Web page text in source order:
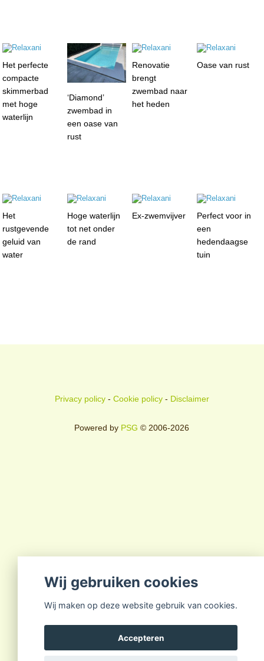
Het perfecte
compacte
skimmerbad
met hoge
waterlijn
‘Diamond’
zwembad in
een oase van
rust
Renovatie
brengt
zwembad naar
het heden
Oase van rust
Het
rustgevende
geluid van
water
Hoge waterlijn
tot net onder
de rand
Ex-zwemvijver
Perfect voor in
een
hedendaagse
tuin
Privacy policy- Cookie policy- Disclaimer
Powered by PSG © 2006-2026
Wij gebruiken cookies
Wij maken op deze website gebruik van cookies.
Accepteren